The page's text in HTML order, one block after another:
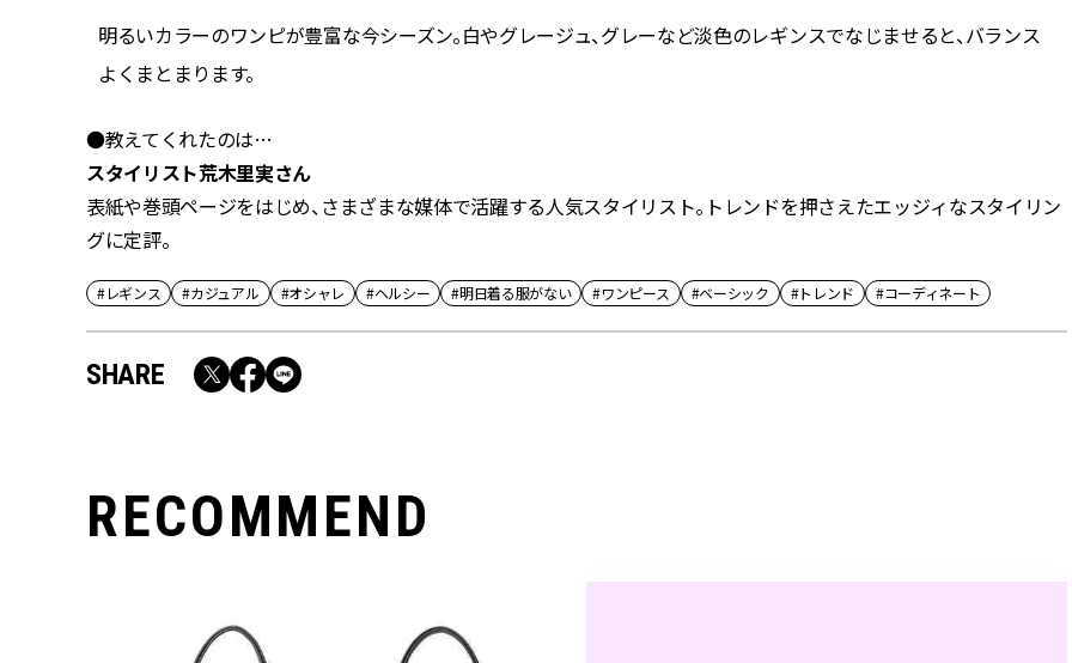
明るいカラーのワンピが豊富な今シーズン。白やグレージュ、グレーなど淡色のレギンスでなじませると、バランス
よくまとまります。
●教えてくれたのは…
スタイリスト荒木里実さん
表紙や巻頭ページをはじめ、さまざまな媒体で活躍する人気スタイリスト。トレンドを押さえたエッジィなスタイリン
グに定評。
#レギンス #カジュアル #オシャレ #ヘルシー #明日着る服がない #ワンピース #ベーシック #トレンド #コーディネート
SHARE
RECOMMEND